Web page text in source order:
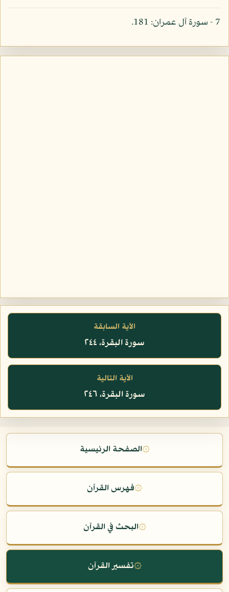
7 - سورة آل عمران: 181.
الآية السابقة
سورة البقرة، ٢٤٤
الآية التالية
سورة البقرة، ٢٤٦
۞الصفحة الرئيسية
۞فهرس القرآن
۞البحث في القرآن
۞تفسير القرآن